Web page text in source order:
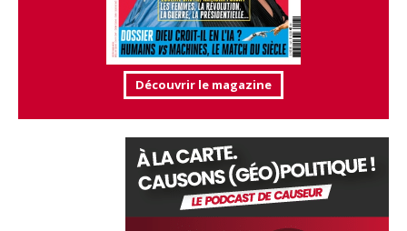
Découvrir le magazine